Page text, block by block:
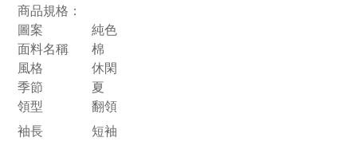
商品規格：
圖案
純色
面料名稱
棉
風格
休閑
季節
夏
領型
翻領
袖長
短袖